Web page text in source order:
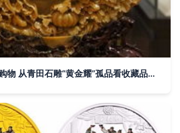
友谊商店与东方购物 从青田石雕“黄金耀”孤品看收藏品市场的绿色基因与金银魅力